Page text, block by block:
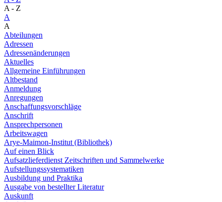
A - Z
A
A
Abteilungen
Adressen
Adressenänderungen
Aktuelles
Allgemeine Einführungen
Altbestand
Anmeldung
Anregungen
Anschaffungsvorschläge
Anschrift
Ansprechpersonen
Arbeitswagen
Arye-Maimon-Institut (Bibliothek)
Auf einen Blick
Aufsatzlieferdienst Zeitschriften und Sammelwerke
Aufstellungssystematiken
Ausbildung und Praktika
Ausgabe von bestellter Literatur
Auskunft